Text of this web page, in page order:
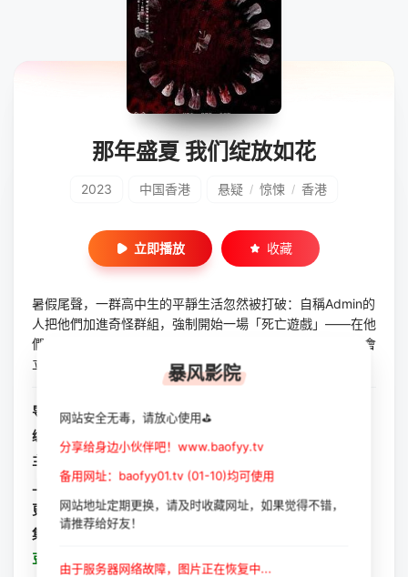
那年盛夏 我们绽放如花
2023 中国香港 悬疑 / 惊悚 / 香港
立即播放 收藏
暑假尾聲，一群高中生的平靜生活忽然被打破：自稱Admin的
人把他們加進奇怪群組，強制開始一場「死亡遊戲」——在他
們除掉身份不明的「目標人物」前，只要不回覆同學訊息就會
立即爆頭死亡！班上同學離奇斃命，引...
导演： 陈健朗
编剧：
主演：
上映： 2023-08-28
更新： 2023-10-11
集数： 更新至15集
豆瓣：
暴风影院
网站安全无毒，请放心使用⛳
分享给身边小伙伴吧！www.baofyy.tv
备用网址：baofyy01.tv (01-10)均可使用
网站地址定期更换，请及时收藏网址，如果觉得不错，
请推荐给好友！
由于服务器网络故障，图片正在恢复中...